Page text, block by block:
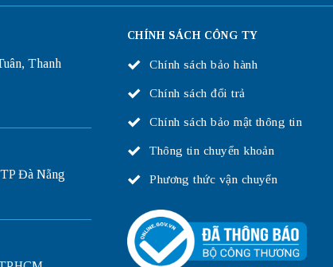
Thanh
Đà Nẵng
CHÍNH SÁCH CÔNG TY
Chính sách bảo hành
Chính sách đổi trả
Chính sách bảo mật thông tin
Thông tin chuyển khoản
Phương thức vận chuyển